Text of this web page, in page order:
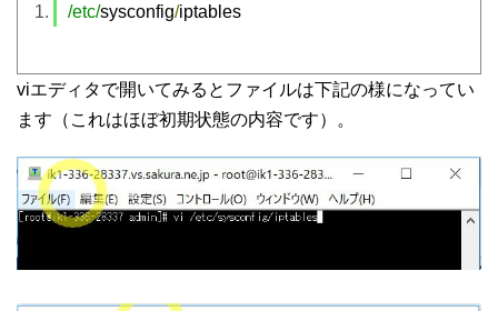
/etc/sysconfig/iptables
viエディタで開いてみるとファイルは下記の様になってい
ます（これはほぼ初期状態の内容です）。